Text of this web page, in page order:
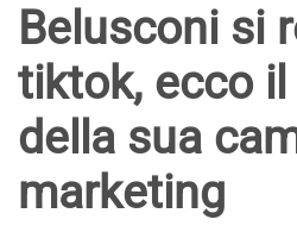
Belusconi si
tiktok, ecco
della sua
marketing